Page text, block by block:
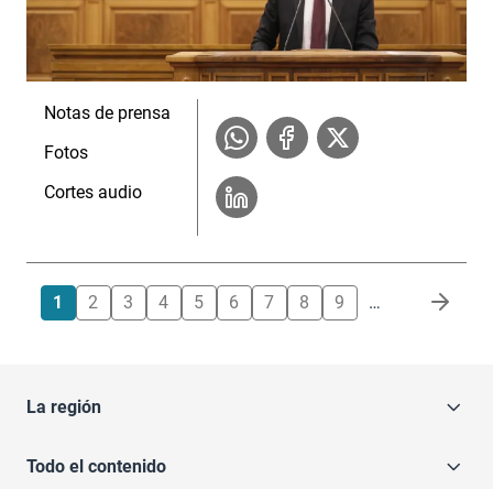
Notas de prensa
Fotos
Cortes audio
Paginación
1 2 3 4 5 6 7 8 9 …
La región
Todo el contenido